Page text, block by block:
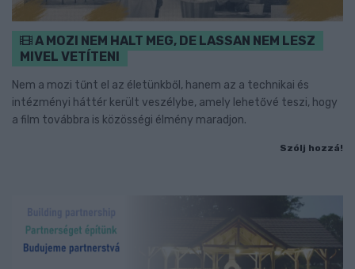
A MOZI NEM HALT MEG, DE LASSAN NEM LESZ
MIVEL VETÍTENI
Nem a mozi tűnt el az életünkből, hanem az a technikai és
intézményi háttér került veszélybe, amely lehetővé teszi, hogy
a film továbbra is közösségi élmény maradjon.
Szólj hozzá!